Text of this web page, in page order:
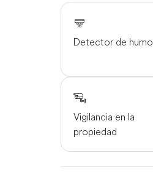
Detector de humo
Vigilancia en la
propiedad